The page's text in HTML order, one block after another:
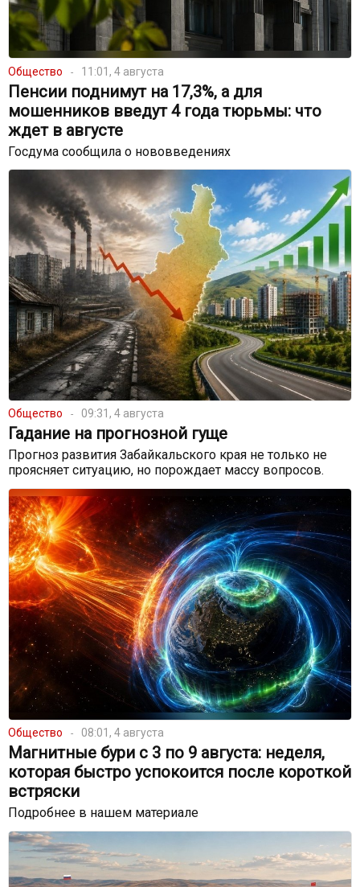
Общество 11:01, 4 августа
Пенсии поднимут на 17,3%, а для
мошенников введут 4 года тюрьмы: что
ждет в августе
Госдума сообщила о нововведениях
Общество 09:31, 4 августа
Гадание на прогнозной гуще
Прогноз развития Забайкальского края не только не
проясняет ситуацию, но порождает массу вопросов.
Общество 08:01, 4 августа
Магнитные бури с 3 по 9 августа: неделя,
которая быстро успокоится после короткой
встряски
Подробнее в нашем материале